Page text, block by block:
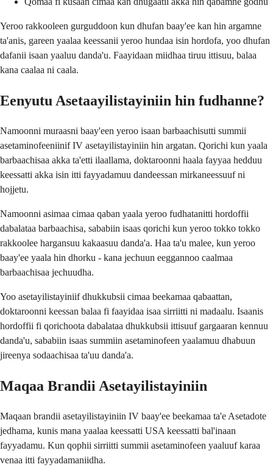
Yeroo rakkooleen gurguddoon kun dhufan baay'ee kan hin argamne
ta'anis, gareen yaalaa keessanii yeroo hundaa isin hordofa, yoo dhufan
dafanii isaan yaaluu danda'u. Faayidaan miidhaa tiruu ittisuu, balaa
kana caalaa ni caala.
Eenyutu Asetaayilistayiniin hin fudhanne?
Namoonni muraasni baay'een yeroo isaan barbaachisutti summii
asetaminofeeniinif IV asetayilistayiniin hin argatan. Qorichi kun yaala
barbaachisaa akka ta'etti ilaallama, doktaroonni haala fayyaa hedduu
keessatti akka isin itti fayyadamuu dandeessan mirkaneessuuf ni
hojjetu.
Namoonni asimaa cimaa qaban yaala yeroo fudhatanitti hordoffii
dabalataa barbaachisa, sababiin isaas qorichi kun yeroo tokko tokko
rakkoolee hargansuu kakaasuu danda'a. Haa ta'u malee, kun yeroo
baay'ee yaala hin dhorku - kana jechuun eeggannoo caalmaa
barbaachisaa jechuudha.
Yoo asetayilistayiniif dhukkubsii cimaa beekamaa qabaattan,
doktaroonni keessan balaa fi faayidaa isaa sirriitti ni madaalu. Isaanis
hordoffii fi qorichoota dabalataa dhukkubsii ittisuuf gargaaran kennuu
danda'u, sababiin isaas summiin asetaminofeen yaalamuu dhabuun
jireenya sodaachisaa ta'uu danda'a.
Maqaa Brandii Asetayilistayiniin
Maqaan brandii asetayilistayiniin IV baay'ee beekamaa ta'e Asetadote
jedhama, kunis mana yaalaa keessatti USA keessatti bal'inaan
fayyadamu. Kun qophii sirriitti summii asetaminofeen yaaluuf karaa
venaa itti fayyadamaniidha.